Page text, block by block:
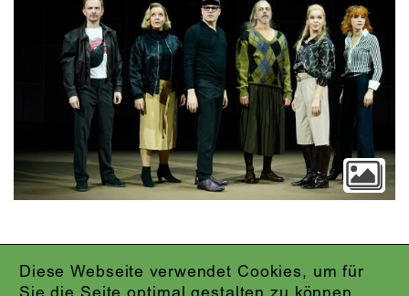
Diese Webseite verwendet Cookies, um für
IMPRESSUM